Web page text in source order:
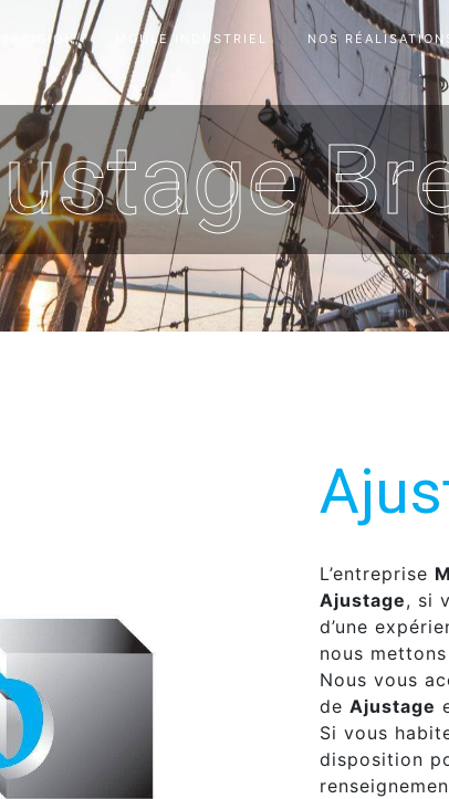
MOULE INDUSTRIEL NOS
L’entreprise
Ajustage, si
d’une
nous
Nous vous
de Ajustage
Si vous
disposition